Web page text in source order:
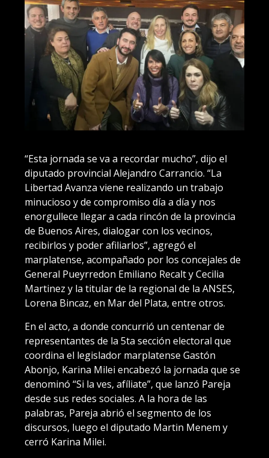
“Esta jornada se va a recordar mucho”, dijo el
diputado provincial Alejandro Carrancio. “La
Libertad Avanza viene realizando un trabajo
minucioso y de compromiso día a día y nos
enorgullece llegar a cada rincón de la provincia
de Buenos Aires, dialogar con los vecinos,
recibirlos y poder afiliarlos”, agregó el
marplatense, acompañado por los concejales de
General Pueyrredon Emiliano Recalt y Cecilia
Martinez y la titular de la regional de la ANSES,
Lorena Bincaz, en Mar del Plata, entre otros.
En el acto, a donde concurrió un centenar de
representantes de la 5ta sección electoral que
coordina el legislador marplatense Gastón
Abonjo, Karina Milei encabezó la jornada que se
denominó “Si la ves, afíliate”, que lanzó Pareja
desde sus redes sociales. A la hora de las
palabras, Pareja abrió el segmento de los
discursos, luego el diputado Martin Menem y
cerró Karina Milei.